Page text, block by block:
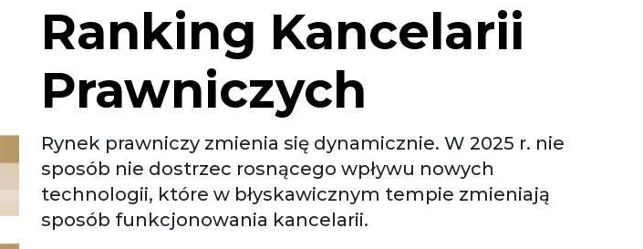
Ranking Kancelarii
Prawniczych
Rynek prawniczy zmienia się dynamicznie. W 2025 r. nie
sposób nie dostrzec rosnącego wpływu nowych
technologii, które w błyskawicznym tempie zmieniają
sposób funkcjonowania kancelarii.